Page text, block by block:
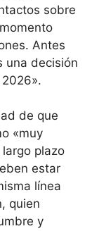
sobre
Antes
una decisión
de que
«muy
plazo
estar
línea
quien
y